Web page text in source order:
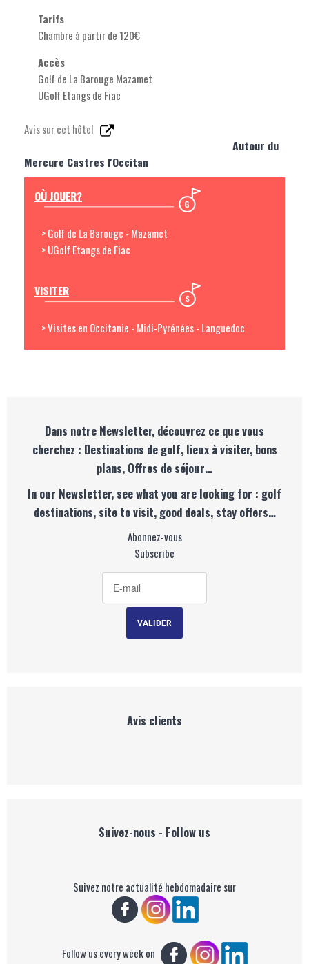
Tarifs
Chambre à partir de 120€
Accès
Golf de La Barouge Mazamet
UGolf Etangs de Fiac
Avis sur cet hôtel
Autour du
Mercure Castres l'Occitan
OÙ JOUER?
> Golf de La Barouge - Mazamet
> UGolf Etangs de Fiac
VISITER
> Visites en Occitanie - Midi-Pyrénées - Languedoc
Dans notre Newsletter, découvrez ce que vous
cherchez : Destinations de golf, lieux à visiter, bons
plans, Offres de séjour…
In our Newsletter, see what you are looking for : golf
destinations, site to visit, good deals, stay offers…
Abonnez-vous
Subscribe
Avis clients
Suivez-nous - Follow us
Suivez notre actualité hebdomadaire sur
Follow us every week on